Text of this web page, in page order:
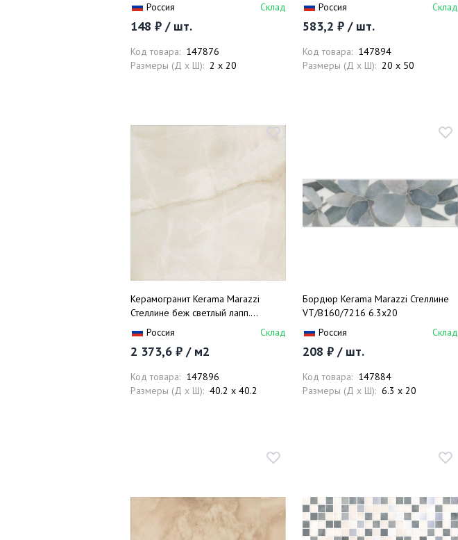
Россия
Склад
148 ₽ / шт.
Код товара: 147876
Размеры (Д x Ш): 2 x 20
Россия
Склад
583,2 ₽ / шт.
Код товара: 147894
Размеры (Д x Ш): 20 x 50
Керамогранит Kerama Marazzi
Стеллине беж светлый лапп.
SG167202R 40.2х40.2
Россия Склад
2 373,6 ₽ / м2
Код товара: 147896
Размеры (Д x Ш): 40.2 x 40.2
Бордюр Kerama Marazzi Стеллине
VT/B160/7216 6.3х20
Россия
Склад
208 ₽ / шт.
Код товара: 147884
Размеры (Д x Ш): 6.3 x 20